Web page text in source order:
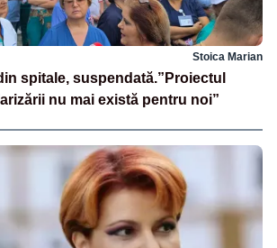
Stoica Marian
spitale, suspendată.”Proiectul
nu mai există pentru noi”